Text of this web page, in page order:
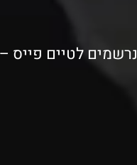
נרשמים לטיים פייס